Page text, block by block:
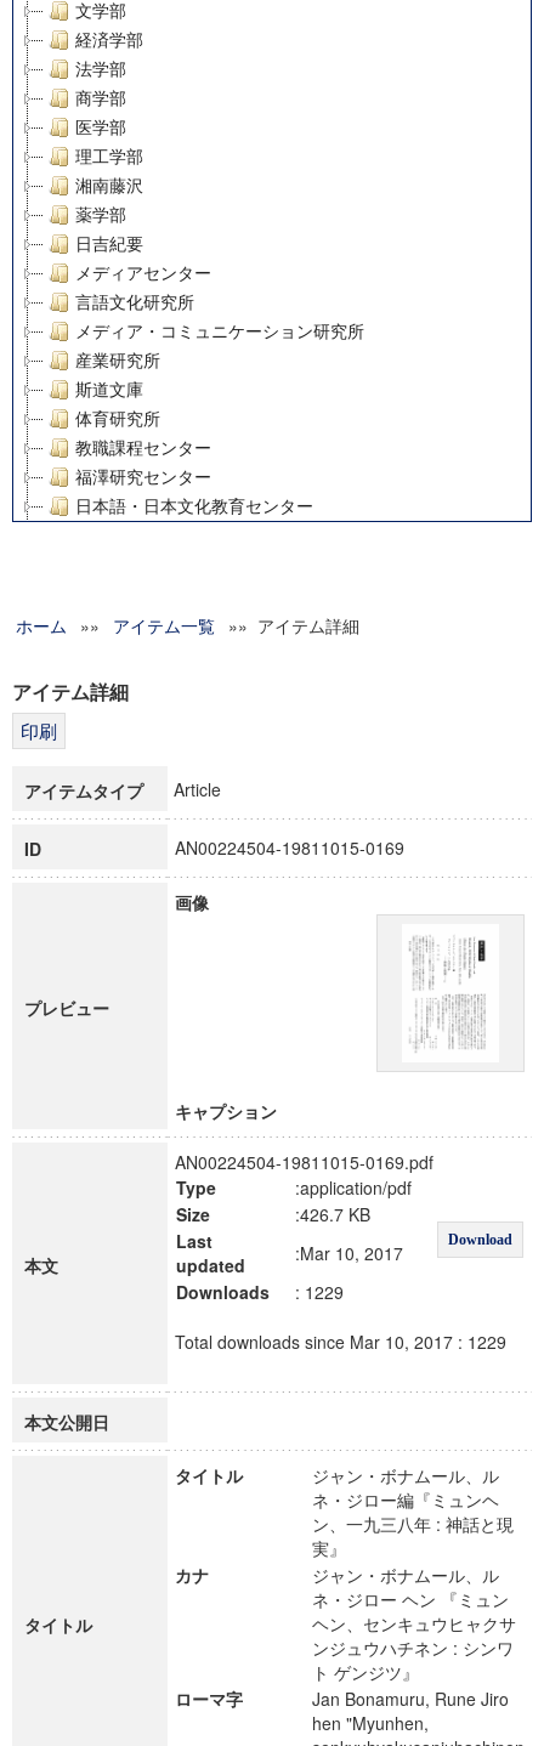
文学部
経済学部
法学部
商学部
医学部
理工学部
湘南藤沢
薬学部
日吉紀要
メディアセンター
言語文化研究所
メディア・コミュニケーション研究所
産業研究所
斯道文庫
体育研究所
教職課程センター
福澤研究センター
日本語・日本文化教育センター
グローバルリサーチインスティテュート
科学研究費補助金研究成果報告書
博士課程教育リーディングプログラム「超成熟社会発展のサ
ホーム »» アイテム一覧 »» アイテム詳細
アイテム詳細
アイテムタイプ Article
ID AN00224504-19811015-0169
プレビュー
画像
キャプション
本文
AN00224504-19811015-0169.pdf
Type
:application/pdf
Download
Size
:426.7 KB
Last
updated
:Mar 10, 2017
Downloads
: 1229
Total downloads since Mar 10, 2017 : 1229
本文公開日
タイトル
タイトル
ジャン・ボナムール、ル
ネ・ジロー編『ミュンヘ
ン、一九三八年 : 神話と現
実』
カナ
ジャン・ボナムール、ル
ネ・ジロー ヘン 『ミュン
ヘン、センキュウヒャクサ
ンジュウハチネン : シンワ
ト ゲンジツ』
ローマ字
Jan Bonamuru, Rune Jiro
hen "Myunhen,